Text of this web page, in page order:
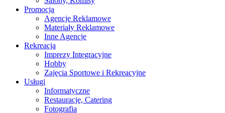
Promocja
Agencje Reklamowe
Materiały Reklamowe
Inne Agencje
Rekreacja
Imprezy Integracyjne
Hobby
Zajęcia Sportowe i Rekreacyjne
Usługi
Informatyczne
Restauracje, Catering
Fotografia